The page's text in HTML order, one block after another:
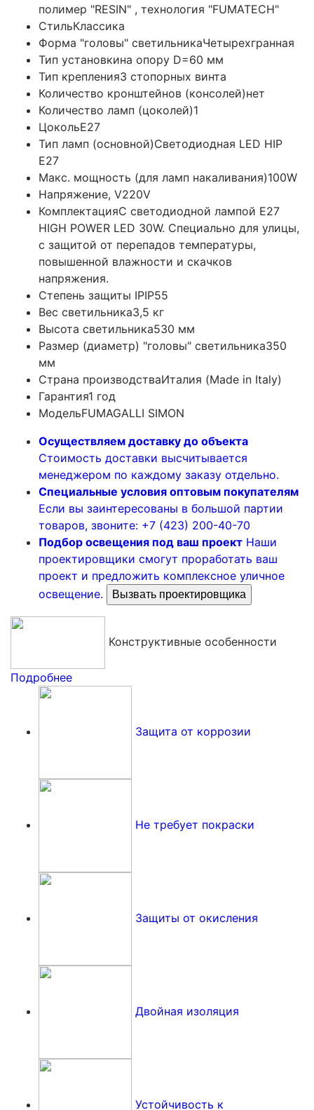
полимер "RESIN" , технология "FUMATECH"
СтильКлассика
Форма "головы" светильникаЧетырехгранная
Тип установкина опору D=60 мм
Тип крепления3 стопорных винта
Количество кронштейнов (консолей)нет
Количество ламп (цоколей)1
ЦокольE27
Тип ламп (основной)Светодиодная LED HIP
E27
Макс. мощность (для ламп накаливания)100W
Напряжение, V220V
КомплектацияС светодиодной лампой E27
HIGH POWER LED 30W. Специально для улицы,
с защитой от перепадов температуры,
повышенной влажности и скачков
напряжения.
Степень защиты IPIP55
Вес светильника3,5 кг
Высота светильника530 мм
Размер (диаметр) "головы" светильника350
мм
Страна производстваИталия (Made in Italy)
Гарантия1 год
МодельFUMAGALLI SIMON
Осуществляем доставку до объекта
Стоимость доставки высчитывается
менеджером по каждому заказу отдельно.
Специальные условия оптовым покупателям
Если вы заинтересованы в большой партии
товаров, звоните: +7 (423) 200-40-70
Подбор освещения под ваш проект Наши
проектировщики смогут проработать ваш
проект и предложить комплексное уличное
освещение.
Вызвать проектировщика
Конструктивные особенности
Подробнее
Защита от коррозии
Не требует покраски
Защиты от окисления
Двойная изоляция
Устойчивость к